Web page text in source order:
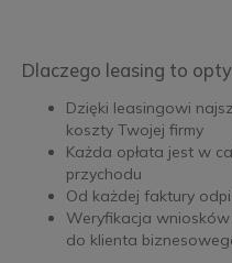
Dlaczego leasing to
Dzięki leasingowi
koszty Twojej firmy
Każda opłata jest w
przychodu
Od każdej faktury
Weryfikacja
do klienta